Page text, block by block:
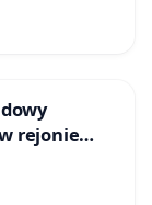
rejonie